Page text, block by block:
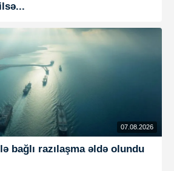
07.08.2026
bağlı razılaşma əldə olundu